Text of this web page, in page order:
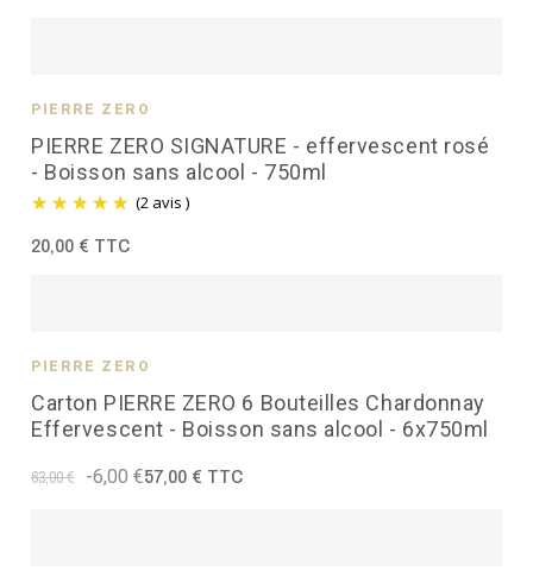
PIERRE ZERO SIGNATURE - effervescent rosé
- Boisson sans alcool - 750ml
(2 avis )
PIERRE ZÉRO
20,00 € TTC
Carton PIERRE ZERO 6 Bouteilles Chardonnay
Effervescent - Boisson sans alcool - 6x750ml
PIERRE ZÉRO
63,00 € -6,00 €57,00 € TTC